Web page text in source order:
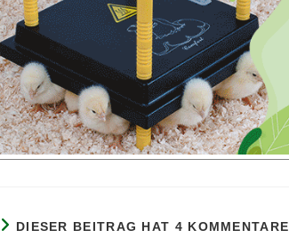
DIESER BEITRAG HAT 4 KOMMENTARE